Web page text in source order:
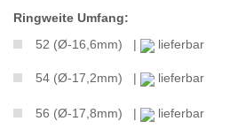
Ringweite Umfang:
52 (Ø-16,6mm) |
lieferbar
54 (Ø-17,2mm) | lieferbar
56 (Ø-17,8mm) | lieferbar